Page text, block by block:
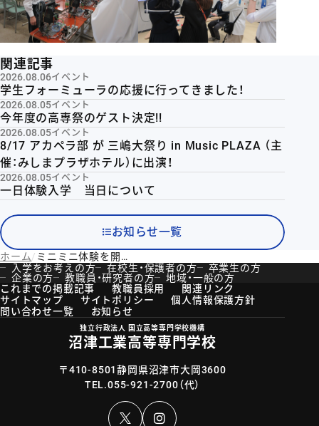
関連記事
2026.08.06イベント
学生フォーミューラの応援に行ってきました！
2026.08.05イベント
今年度の高専祭のゲスト決定!!
2026.08.05イベント
8/17 アカペラ部 が 三嶋大祭り in Music PLAZA （主
催：みしまプラザホテル）に出演！
2026.08.05イベント
一日体験入学 当日について
お知らせ一覧
ホーム
ミニミニ体験を開催しました
入学をお考えの方
在校生・保護者の方
卒業生の方
企業の方
教職員・研究者の方
地域・一般の方
これまでの掲載記事
教職員採用
関連リンク
サイトマップ
サイトポリシー
個人情報保護方針
問い合わせ一覧
お知らせ
独立行政法人 国立高等専門学校機構
沼津工業高等専門学校
〒410-8501静岡県沼津市大岡3600
TEL.055-921-2700（代）